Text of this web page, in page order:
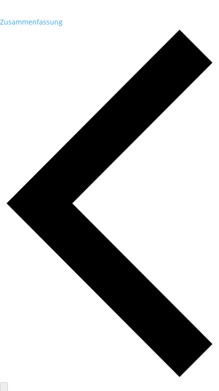
Zusammenfassung